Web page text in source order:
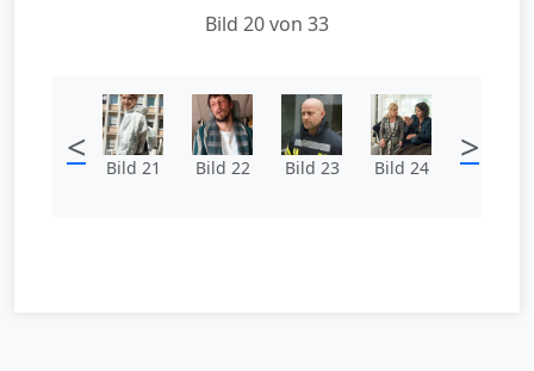
Bild 20 von 33
< Bild 21 Bild 22 Bild 23 Bild 24 >